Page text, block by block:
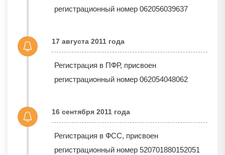
регистрационный номер 062056039637
17 августа 2011 года
Регистрация в ПФР, присвоен
регистрационный номер 062054048062
16 сентября 2011 года
Регистрация в ФСС, присвоен
регистрационный номер 520701880152051